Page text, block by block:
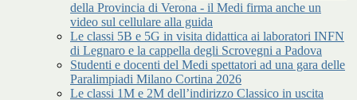
della Provincia di Verona - il Medi firma anche un
video sul cellulare alla guida
Le classi 5B e 5G in visita didattica ai laboratori INFN
di Legnaro e la cappella degli Scrovegni a Padova
Studenti e docenti del Medi spettatori ad una gara delle
Paralimpiadi Milano Cortina 2026
Le classi 1M e 2M dell’indirizzo Classico in uscita